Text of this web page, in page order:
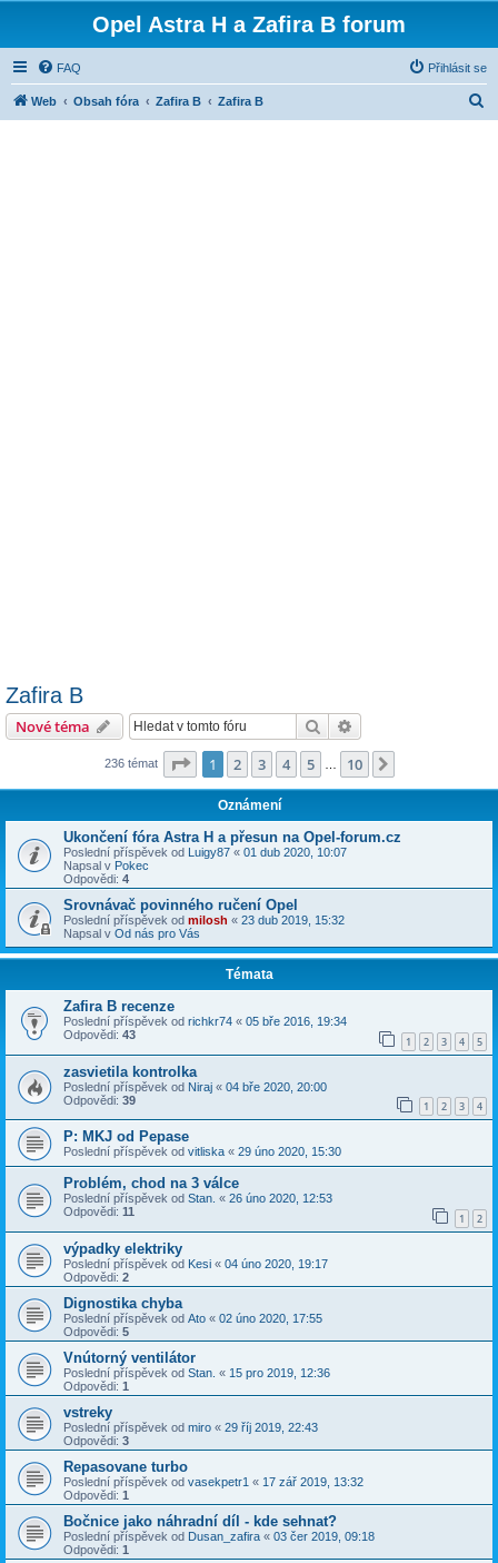
Opel Astra H a Zafira B forum
FAQ Přihlásit se
Web Obsah fóra Zafira B Zafira B
Zafira B
Nové téma Hledat
236 témat Stránka z 10
1 2 3 4 5 10
Oznámení
Ukončení fóra Astra H a přesun na Opel-forum.cz
Poslední příspěvek od Luigy87 « 01 dub 2020, 10:07
Napsal v Pokec
Odpovědi: 4
Srovnávač povinného ručení Opel
Poslední příspěvek od milosh « 23 dub 2019, 15:32
Napsal v Od nás pro Vás
Témata
Zafira B recenze
Poslední příspěvek od richkr74 « 05 bře 2016, 19:34
Odpovědi: 43 1 2 3 4 5
zasvietila kontrolka
Poslední příspěvek od Niraj « 04 bře 2020, 20:00
Odpovědi: 39 1 2 3 4
P: MKJ od Pepase
Poslední příspěvek od vitliska « 29 úno 2020, 15:30
Problém, chod na 3 válce
Poslední příspěvek od Stan. « 26 úno 2020, 12:53
Odpovědi: 11 1 2
výpadky elektriky
Poslední příspěvek od Kesi « 04 úno 2020, 19:17
Odpovědi: 2
Dignostika chyba
Poslední příspěvek od Ato « 02 úno 2020, 17:55
Odpovědi: 5
Vnútorný ventilátor
Poslední příspěvek od Stan. « 15 pro 2019, 12:36
Odpovědi: 1
vstreky
Poslední příspěvek od miro « 29 říj 2019, 22:43
Odpovědi: 3
Repasovane turbo
Poslední příspěvek od vasekpetr1 « 17 zář 2019, 13:32
Odpovědi: 1
Bočnice jako náhradní díl - kde sehnat?
Poslední příspěvek od Dusan_zafira « 03 čer 2019, 09:18
Odpovědi: 1